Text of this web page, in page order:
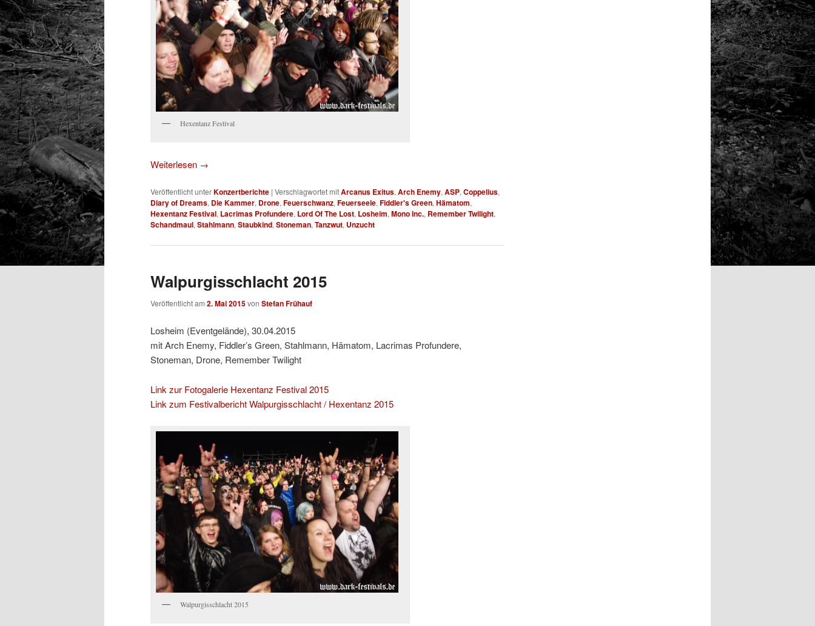
Hexentanz Festival
Weiterlesen →
Veröffentlicht unterKonzertberichte | Verschlagwortet mitArcanus Exitus, Arch Enemy, ASP, Coppelius,
Diary of Dreams, Die Kammer, Drone, Feuerschwanz, Feuerseele, Fiddler's Green, Hämatom,
Hexentanz Festival, Lacrimas Profundere, Lord Of The Lost, Losheim, Mono Inc., Remember Twilight,
Schandmaul, Stahlmann, Staubkind, Stoneman, Tanzwut, Unzucht
Walpurgisschlacht 2015
Veröffentlicht am 2. Mai 2015von Stefan Frühauf
Losheim (Eventgelände), 30.04.2015
mit Arch Enemy, Fiddler’s Green, Stahlmann, Hämatom, Lacrimas Profundere,
Stoneman, Drone, Remember Twilight
Link zur Fotogalerie Hexentanz Festival 2015
Link zum Festivalbericht Walpurgisschlacht / Hexentanz 2015
Walpurgisschlacht 2015